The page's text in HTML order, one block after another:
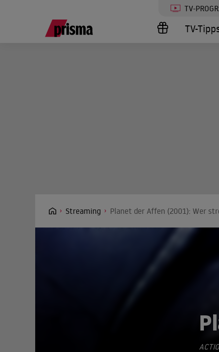
TV-
TV-
Streaming Planet der Affen (2001): Wer